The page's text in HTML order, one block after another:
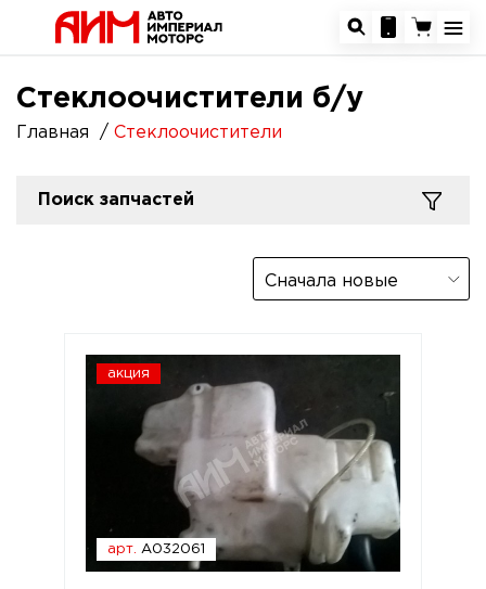
Стеклоочистители б/у
Главная Стеклоочистители
Поиск запчастей
Сначала новые
акция
арт. A032061